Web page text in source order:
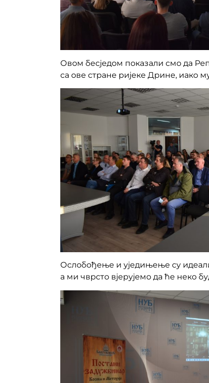
Овом бесједом показали смо да
са ове стране ријеке Дрине, иако
Ослобођење и уједињење су
а ми чврсто вјерујемо да ће неко